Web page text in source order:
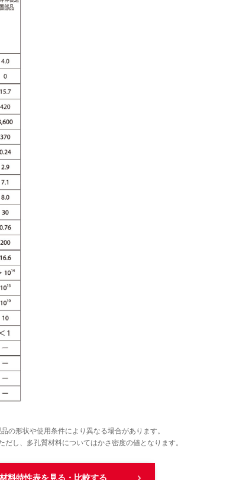
の形状や使用条件により異なる場合があります。
し、多孔質材料についてはかさ密度の値となります。
料特性表を見る・比較する